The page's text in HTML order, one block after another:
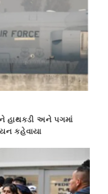
હાથકડી અને પગમાં
કહેવાયા